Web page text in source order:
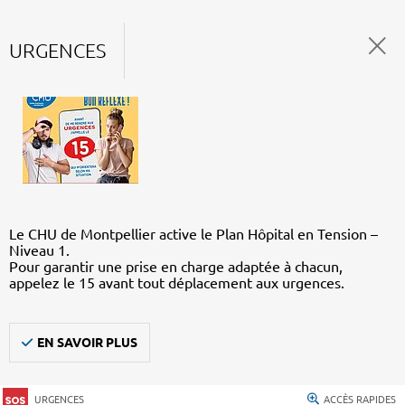
URGENCES
Le CHU de Montpellier active le Plan Hôpital en Tension –
Niveau 1.
Pour garantir une prise en charge adaptée à chacun,
appelez le 15 avant tout déplacement aux urgences.
EN SAVOIR PLUS
URGENCES ACCÈS RAPIDES